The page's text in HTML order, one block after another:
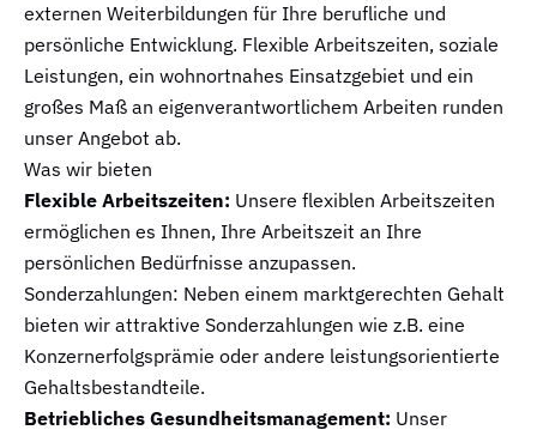
externen Weiterbildungen für Ihre berufliche und
persönliche Entwicklung. Flexible Arbeitszeiten, soziale
Leistungen, ein wohnortnahes Einsatzgebiet und ein
großes Maß an eigenverantwortlichem Arbeiten runden
unser Angebot ab.
Was wir bieten
Flexible Arbeitszeiten: Unsere flexiblen Arbeitszeiten
ermöglichen es Ihnen, Ihre Arbeitszeit an Ihre
persönlichen Bedürfnisse anzupassen.
Sonderzahlungen: Neben einem marktgerechten Gehalt
bieten wir attraktive Sonderzahlungen wie z.B. eine
Konzernerfolgsprämie oder andere leistungsorientierte
Gehaltsbestandteile.
Betriebliches Gesundheitsmanagement: Unser